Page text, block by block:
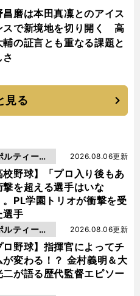
昌磨は本田真凜とのアイス
スで新境地を切り開く 高
輔の証言とも重なる課題と
見る
校野球】「プロ入り後もあ
撃を超える選手はいな
。PL学園トリオが衝撃を受
選手
2026.08.06更新
ルティーバ
ロ野球】指揮官によってチ
が変わる！？ 金村義明＆大
二が語る歴代監督エピソー
2026.08.06更新
ルティーバ